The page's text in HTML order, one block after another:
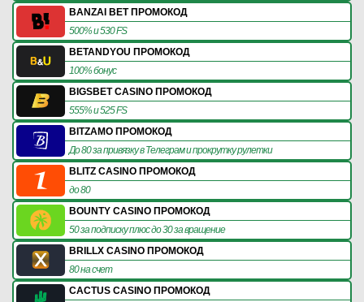
BANZAI BET ПРОМОКОД
500% и 530 FS
BETANDYOU ПРОМОКОД
100% бонус
BIGSBET CASINO ПРОМОКОД
555% и 525 FS
BITZAMO ПРОМОКОД
До 80 за привязку в Телеграм и прокрутку рулетки
BLITZ CASINO ПРОМОКОД
до 80
BOUNTY CASINO ПРОМОКОД
50 за подписку плюс до 30 за вращение
BRILLX CASINO ПРОМОКОД
80 на счет
CACTUS CASINO ПРОМОКОД